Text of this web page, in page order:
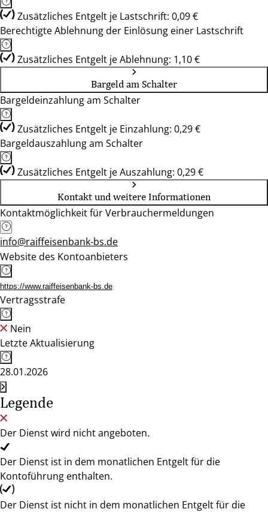
Zusätzliches Entgelt je Lastschrift: 0,09 €
Berechtigte Ablehnung der Einlösung einer Lastschrift
Zusätzliches Entgelt je Ablehnung: 1,10 €
Bargeld am Schalter
Bargeldeinzahlung am Schalter
Zusätzliches Entgelt je Einzahlung: 0,29 €
Bargeldauszahlung am Schalter
Zusätzliches Entgelt je Auszahlung: 0,29 €
Kontakt und weitere Informationen
Kontaktmöglichkeit für Verbrauchermeldungen
info@raiffeisenbank-bs.de
Website des Kontoanbieters
https://www.raiffeisenbank-bs.de
Vertragsstrafe
Nein
Letzte Aktualisierung
28.01.2026
Legende
Der Dienst wird nicht angeboten.
Der Dienst ist in dem monatlichen Entgelt für die
Kontoführung enthalten.
Der Dienst ist nicht in dem monatlichen Entgelt für die